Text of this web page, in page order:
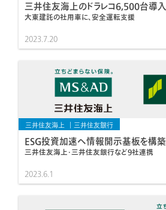
三井住友海上のドラレコ6,500台導入
大東建託の社用車に、安全運転支援
2023.7.20
三井住友海上 三井住友銀行
ESG投資加速へ情報開示基板を構築
三井住友海上・三井住友銀行など9社連携
2023.6.1